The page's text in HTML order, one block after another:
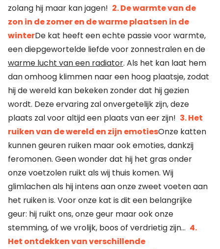
zolang hij maar kan jagen! 2. De warmte van de
zon in de zomer en de warme plaatsen in de
winterDe kat heeft een echte passie voor warmte,
een diepgewortelde liefde voor zonnestralen en de
warme lucht van een radiator. Als het kan laat hem
dan omhoog klimmen naar een hoog plaatsje, zodat
hij de wereld kan bekeken zonder dat hij gezien
wordt. Deze ervaring zal onvergetelijk zijn, deze
plaats zal voor altijd een plaats van eer zijn! 3. Het
ruiken van de wereld en zijn emotiesOnze katten
kunnen geuren ruiken maar ook emoties, dankzij
feromonen. Geen wonder dat hij het gras onder
onze voetzolen ruikt als wij thuis komen. Wij
glimlachen als hij intens aan onze zweet voeten aan
het ruiken is. Voor onze kat is dit een belangrijke
geur: hij ruikt ons, onze geur maar ook onze
stemming, of we vrolijk, boos of verdrietig zijn… 4.
Het ontdekken van verschillende